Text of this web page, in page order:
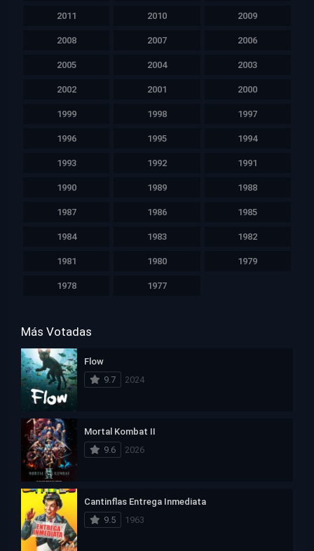
2011 2010 2009
2008 2007 2006
2005 2004 2003
2002 2001 2000
1999 1998 1997
1996 1995 1994
1993 1992 1991
1990 1989 1988
1987 1986 1985
1984 1983 1982
1981 1980 1979
1978 1977
Más Votadas
Flow
9.7
2024
Mortal Kombat II
9.6
2026
Cantinflas Entrega Inmediata
9.5
1963